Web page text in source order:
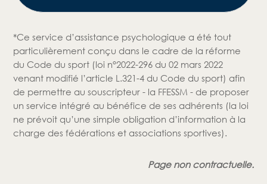
*Ce service d’assistance psychologique a été tout
particulièrement conçu dans le cadre de la réforme
du Code du sport (loi n°2022-296 du 02 mars 2022
venant modifié l’article L.321-4 du Code du sport) afin
de permettre au souscripteur - la FFESSM - de proposer
un service intégré au bénéfice de ses adhérents (la loi
ne prévoit qu’une simple obligation d’information à la
charge des fédérations et associations sportives).
Page non contractuelle.